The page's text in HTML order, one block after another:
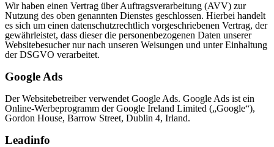
Wir haben einen Vertrag über Auftragsverarbeitung (AVV) zur
Nutzung des oben genannten Dienstes geschlossen. Hierbei handelt
es sich um einen datenschutzrechtlich vorgeschriebenen Vertrag, der
gewährleistet, dass dieser die personenbezogenen Daten unserer
Websitebesucher nur nach unseren Weisungen und unter Einhaltung
der DSGVO verarbeitet.
Google Ads
Der Websitebetreiber verwendet Google Ads. Google Ads ist ein
Online-Werbeprogramm der Google Ireland Limited („Google“),
Gordon House, Barrow Street, Dublin 4, Irland.
Leadinfo